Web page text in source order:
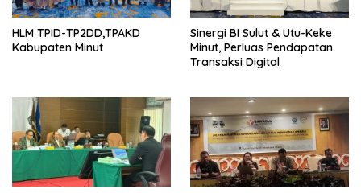
HLM TPID-TP2DD,TPAKD
Kabupaten Minut
Sinergi BI Sulut & Utu-Keke
Minut, Perluas Pendapatan
Transaksi Digital